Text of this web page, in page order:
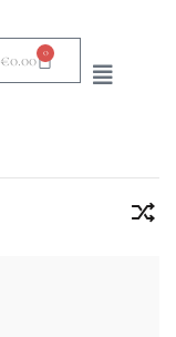
€0.00 0